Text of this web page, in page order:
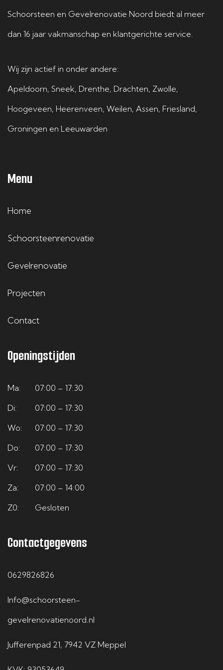
Schoorsteen en Gevelrenovatie Noord biedt al meer
dan 16 jaar vakmanschap en klantgerichte service.
Wij zijn actief in onder andere:
Apeldoorn, Sneek, Drenthe, Drachten, Zwolle,
Hoogeveen, Heerenveen, Weilen, Assen, Friesland,
Groningen en Leeuwarden
Menu
Home
Schoorsteenrenovatie
Gevelrenovatie
Projecten
Contact
Openingstijden
Ma:
07:00 – 17:30
Di:
07:00 – 17:30
Wo:
07:00 – 17:30
Do:
07:00 – 17:30
Vr:
07:00 – 17:30
Za:
07:00 – 14:00
Z0:
Gesloten
Contactgegevens
0629826826
Info@schoorsteen-
gevelrenovatienoord.nl
Jufferenpad 21, 7942 VZ Meppel